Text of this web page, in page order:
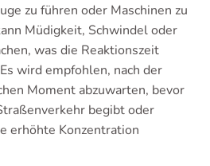
zu führen oder Maschinen zu
Müdigkeit, Schwindel oder
was die Reaktionszeit
wird empfohlen, nach der
Moment abzuwarten, bevor
begibt oder
erhöhte Konzentration